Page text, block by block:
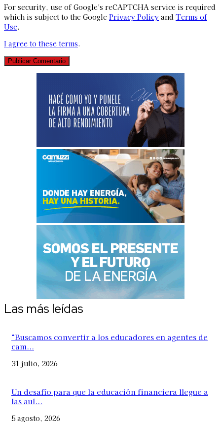
For security, use of Google's reCAPTCHA service is required
which is subject to the Google Privacy Policy and Terms of
Use.
I agree to these terms.
Las más leídas
“Buscamos convertir a los educadores en agentes de
cam...
31 julio, 2026
Un desafío para que la educación financiera llegue a
las aul...
5 agosto, 2026